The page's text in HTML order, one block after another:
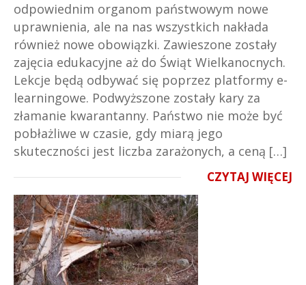
odpowiednim organom państwowym nowe
uprawnienia, ale na nas wszystkich nakłada
również nowe obowiązki. Zawieszone zostały
zajęcia edukacyjne aż do Świąt Wielkanocnych.
Lekcje będą odbywać się poprzez platformy e-
learningowe. Podwyższone zostały kary za
złamanie kwarantanny. Państwo nie może być
pobłażliwe w czasie, gdy miarą jego
skuteczności jest liczba zarażonych, a ceną […]
CZYTAJ WIĘCEJ